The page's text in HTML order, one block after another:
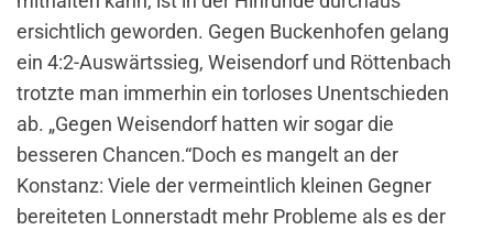
ersichtlich geworden. Gegen Bucken­hofen gelang
ein 4:2-Auswärtssieg, Weisendorf und Röttenbach
trotzte man immerhin ein torloses Unent­schieden
ab. „Gegen Weisendorf hat­ten wir sogar die
besseren Chancen.“Doch es mangelt an der
Konstanz: Viele der vermeintlich kleinen Gegner
bereiteten Lonnerstadt mehr Proble­me als es der